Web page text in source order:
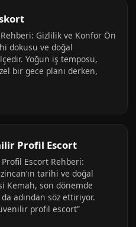
Gizlilik ve Konfor Ön
dokusu ve doğal
Yoğun iş temposu,
bir gece planı derken,
Profil Escort
Escort Rehberi:
tarihi ve doğal
Kemah, son dönemde
adından söz ettiriyor.
profil escort”